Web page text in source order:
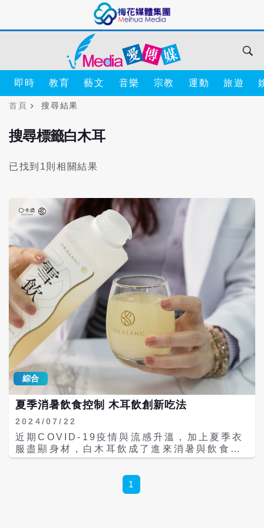
即時 教育 藝文 音樂 宗教 運動 旅遊
首頁 搜尋結果
搜尋標籤白木耳
已找到1則相關結果
綜合
夏季消暑飲食控制 木耳飲創新吃法
2024/07/22
近期COVID-19疫情與流感升溫，加上夏季衣
服盡顯身材，白木耳飲成了進來消暑與飲食控
制聖品。白木耳因富含多醣體，又是低卡食
白木耳、梨子、杏仁等食物可養肺，因此包括
最美魚販劉心語與O卡桑都推出相關產品，希
1